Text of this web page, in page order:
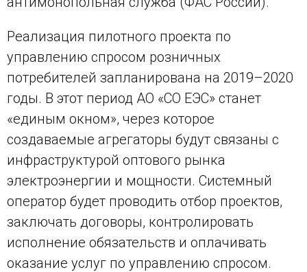
Реализация пилотного проекта по
управлению спросом розничных
потребителей запланирована на 2019–2020
годы. В этот период АО «СО ЕЭС» станет
«единым окном», через которое
создаваемые агрегаторы будут связаны с
инфраструктурой оптового рынка
электроэнергии и мощности. Системный
оператор будет проводить отбор проектов,
заключать договоры, контролировать
исполнение обязательств и оплачивать
оказание услуг по управлению спросом.